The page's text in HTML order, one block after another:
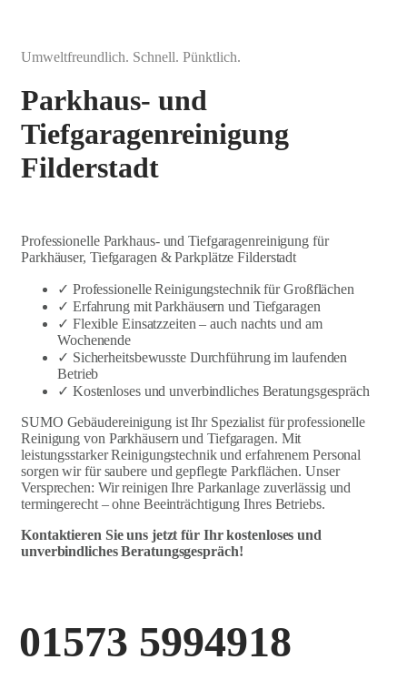
Umweltfreundlich. Schnell. Pünktlich.
Parkhaus- und
Tiefgaragenreinigung
Filderstadt
Professionelle Parkhaus- und Tiefgaragenreinigung für
Parkhäuser, Tiefgaragen & Parkplätze Filderstadt
✓ Professionelle Reinigungstechnik für Großflächen
✓ Erfahrung mit Parkhäusern und Tiefgaragen
✓ Flexible Einsatzzeiten – auch nachts und am
Wochenende
✓ Sicherheitsbewusste Durchführung im laufenden
Betrieb
✓ Kostenloses und unverbindliches Beratungsgespräch
SUMO Gebäudereinigung ist Ihr Spezialist für professionelle
Reinigung von Parkhäusern und Tiefgaragen. Mit
leistungsstarker Reinigungstechnik und erfahrenem Personal
sorgen wir für saubere und gepflegte Parkflächen. Unser
Versprechen: Wir reinigen Ihre Parkanlage zuverlässig und
termingerecht – ohne Beeinträchtigung Ihres Betriebs.
Kontaktieren Sie uns jetzt für Ihr kostenloses und
unverbindliches Beratungsgespräch!
01573 5994918